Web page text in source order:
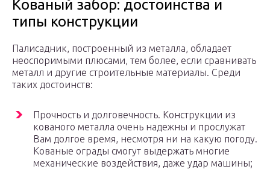
Кованый забор: достоинства и
типы конструкции
Палисадник, построенный из металла, обладает
неоспоримыми плюсами, тем более, если сравнивать
металл и другие строительные материалы. Среди
таких достоинств:
Прочность и долговечность. Конструкции из
кованого металла очень надежны и прослужат
Вам долгое время, несмотря ни на какую погоду.
Кованые ограды смогут выдержать многие
механические воздействия, даже удар машины;